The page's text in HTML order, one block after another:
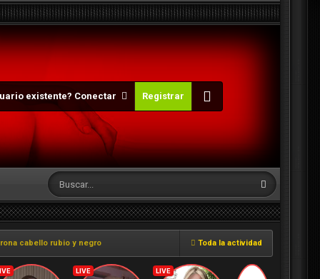
existente? Conectar Registrar
Toda la actividad
cabello rubio y negro